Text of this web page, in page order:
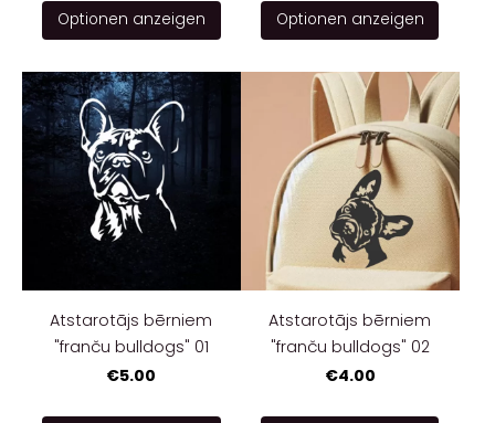
Optionen anzeigen Optionen anzeigen
Atstarotājs bērniem
"franču bulldogs" 01
€5.00
Atstarotājs bērniem
"franču bulldogs" 02
€4.00